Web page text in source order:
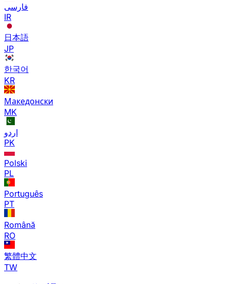
فارسی
IR
日本語
JP
한국어
KR
Македонски
MK
اردو
PK
Polski
PL
Português
PT
Română
RO
繁體中文
TW